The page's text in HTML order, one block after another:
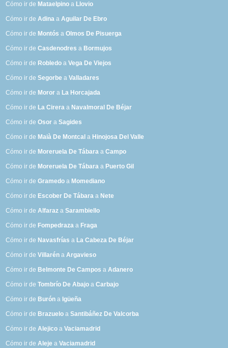
Cómo ir de Mataelpino a Llovio
Cómo ir deAdina aAguilar De Ebro
Cómo ir de Montós aOlmos De Pisuerga
Cómo ir deCasdenodres a Bormujos
Cómo ir de Robledo aVega De Viejos
Cómo ir deSegorbe aValladares
Cómo ir de Moror a La Horcajada
Cómo ir de La Cirera a Navalmoral De Béjar
Cómo ir deOsor aSagides
Cómo ir de Maià De Montcal a Hinojosa Del Valle
Cómo ir de Moreruela De Tábara aCampo
Cómo ir de Moreruela De Tábara a Puerto Gil
Cómo ir deGramedo a Momediano
Cómo ir de Escober De Tábara a Nete
Cómo ir deAlfaraz aSarambiello
Cómo ir de Fompedraza a Fraga
Cómo ir de Navasfrías a La Cabeza De Béjar
Cómo ir deVillarén aArgavieso
Cómo ir de Belmonte De Campos aAdanero
Cómo ir deTombrío De Abajo aCarbajo
Cómo ir de Burón a Igüeña
Cómo ir de Brazuelo aSantibáñez De Valcorba
Cómo ir deAlejico aVaciamadrid
Cómo ir deAleje aVaciamadrid